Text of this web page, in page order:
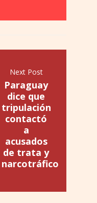
Next Post
Paraguay
dice que
tripulación
contactó
a
acusados
de trata y
narcotráfico